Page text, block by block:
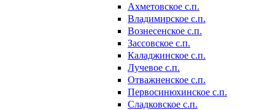
Ахметовское с.п.
Владимирское с.п.
Вознесенское с.п.
Зассовское с.п.
Каладжинское с.п.
Лучевое с.п.
Отважненское с.п.
Первосинюхинское с.п.
Сладковское с.п.